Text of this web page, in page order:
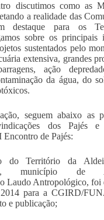
discutimos como as
a realidade das
destaque para os
sobre os principais
sustentados pelo
extensiva, grandes
ação
da água, do
seguem abaixo as
dos Pajés e
de Pajés:
do Território da
município de
Laudo Antropológico, foi
para a CGIRD/
e publicação;